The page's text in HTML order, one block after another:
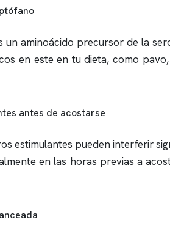
un aminoácido precursor de la
en este en tu dieta, como
antes de acostarse
estimulantes pueden interferir
en las horas previas a